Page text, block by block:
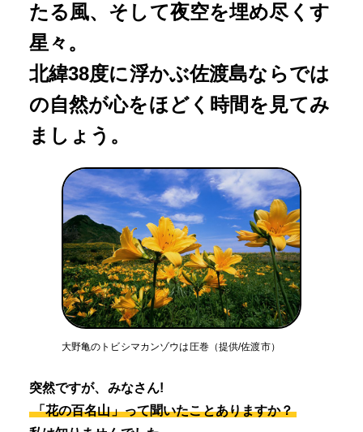
たる風、そして夜空を埋め尽くす
星々。
北緯38度に浮かぶ佐渡島ならでは
の自然が心をほどく時間を見てみ
ましょう。
大野亀のトビシマカンゾウは圧巻（提供/佐渡市）
突然ですが、みなさん!
「花の百名山」って聞いたことありますか？